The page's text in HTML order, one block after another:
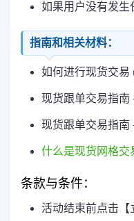
如果用户没有发生
指南和相关材料：
如何进行现货交易
现货跟单交易指南
现货跟单交易指南
什么是现货网格交
条款与条件：
活动结束前点击【